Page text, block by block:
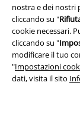
nostra e dei nostri
cliccando su "
cookie necessari.
cliccando su "
modificare il tuo
"Impostazioni
dati, visita il sito
Legge sulla Privacy
Smaltimento rifiuti
Dichiarazione di